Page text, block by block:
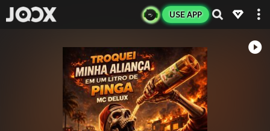
USE APP